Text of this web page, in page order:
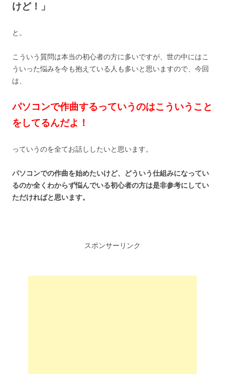
けど！」
と。
こういう質問は本当の初心者の方に多いですが、世の中にはこ
ういった悩みを今も抱えている人も多いと思いますので、今回
は、
パソコンで作曲するっていうのはこういうこと
をしてるんだよ！
っていうのを全てお話ししたいと思います。
パソコンでの作曲を始めたいけど、どういう仕組みになってい
るのか全くわからず悩んでいる初心者の方は是非参考にしてい
ただければと思います。
スポンサーリンク